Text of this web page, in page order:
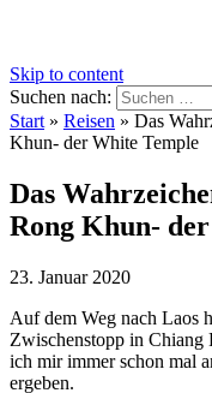
Skip to content
Suchen nach:
Start » Reisen » Das
Khun- der White Temple
Das
Rong Khun-
23. Januar 2020
Auf dem Weg nach Laos
Zwischenstopp in Chiang
ich mir immer schon mal
ergeben.